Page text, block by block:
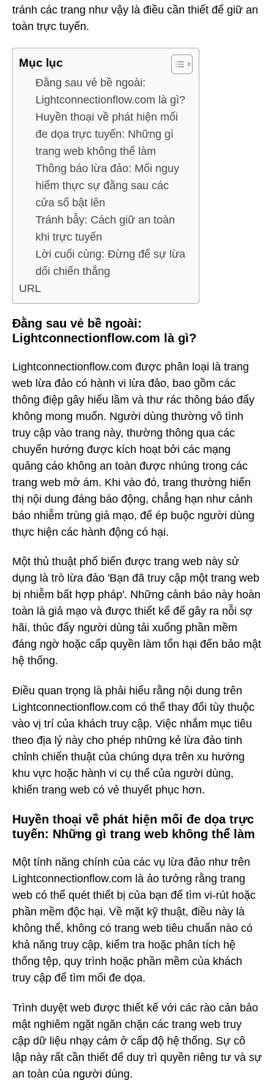
tránh các trang như vậy là điều cần thiết để giữ an
toàn trực tuyến.
Mục lục
Đằng sau vẻ bề ngoài:
Lightconnectionflow.com là gì?
Huyền thoại về phát hiện mối
đe dọa trực tuyến: Những gì
trang web không thể làm
Thông báo lừa đảo: Mối nguy
hiểm thực sự đằng sau các
cửa sổ bật lên
Tránh bẫy: Cách giữ an toàn
khi trực tuyến
Lời cuối cùng: Đừng để sự lừa
dối chiến thắng
URL
Đằng sau vẻ bề ngoài:
Lightconnectionflow.com là gì?
Lightconnectionflow.com được phân loại là trang
web lừa đảo có hành vi lừa đảo, bao gồm các
thông điệp gây hiểu lầm và thư rác thông báo đẩy
không mong muốn. Người dùng thường vô tình
truy cập vào trang này, thường thông qua các
chuyển hướng được kích hoạt bởi các mạng
quảng cáo không an toàn được nhúng trong các
trang web mờ ám. Khi vào đó, trang thường hiển
thị nội dung đáng báo động, chẳng hạn như cảnh
báo nhiễm trùng giả mạo, để ép buộc người dùng
thực hiện các hành động có hại.
Một thủ thuật phổ biến được trang web này sử
dụng là trò lừa đảo 'Bạn đã truy cập một trang web
bị nhiễm bất hợp pháp'. Những cảnh báo này hoàn
toàn là giả mạo và được thiết kế để gây ra nỗi sợ
hãi, thúc đẩy người dùng tải xuống phần mềm
đáng ngờ hoặc cấp quyền làm tổn hại đến bảo mật
hệ thống.
Điều quan trọng là phải hiểu rằng nội dung trên
Lightconnectionflow.com có thể thay đổi tùy thuộc
vào vị trí của khách truy cập. Việc nhắm mục tiêu
theo địa lý này cho phép những kẻ lừa đảo tinh
chỉnh chiến thuật của chúng dựa trên xu hướng
khu vực hoặc hành vi cụ thể của người dùng,
khiến trang web có vẻ thuyết phục hơn.
Huyền thoại về phát hiện mối đe dọa trực
tuyến: Những gì trang web không thể làm
Một tính năng chính của các vụ lừa đảo như trên
Lightconnectionflow.com là ảo tưởng rằng trang
web có thể quét thiết bị của bạn để tìm vi-rút hoặc
phần mềm độc hại. Về mặt kỹ thuật, điều này là
không thể, không có trang web tiêu chuẩn nào có
khả năng truy cập, kiểm tra hoặc phân tích hệ
thống tệp, quy trình hoặc phần mềm của khách
truy cập để tìm mối đe dọa.
Trình duyệt web được thiết kế với các rào cản bảo
mật nghiêm ngặt ngăn chặn các trang web truy
cập dữ liệu nhạy cảm ở cấp độ hệ thống. Sự cô
lập này rất cần thiết để duy trì quyền riêng tư và sự
an toàn của người dùng.